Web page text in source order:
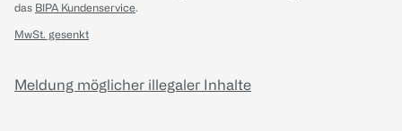
das BIPA Kundenservice.
MwSt. gesenkt
Meldung möglicher illegaler Inhalte